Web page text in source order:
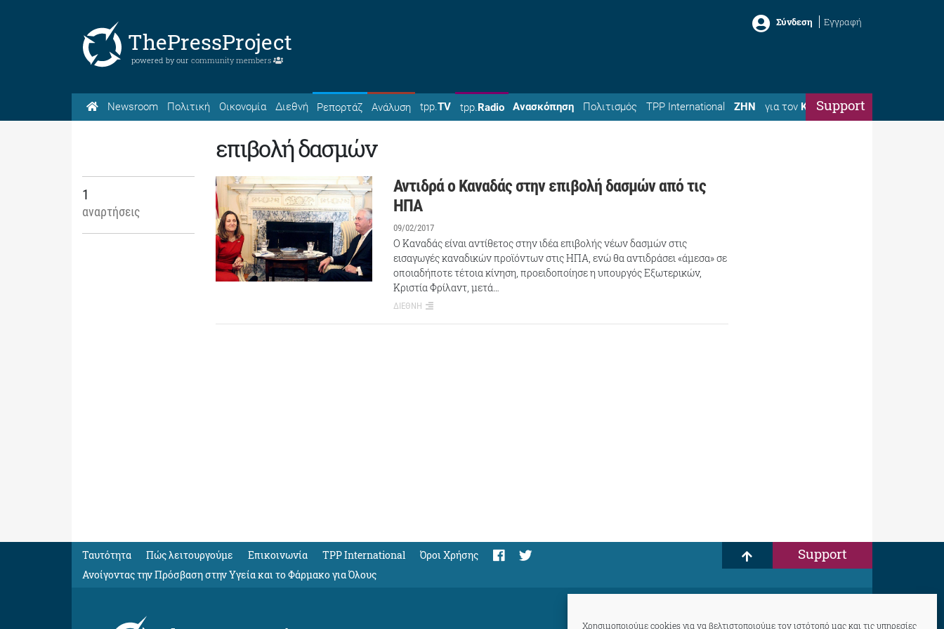
Χρησιμοποιούμε cookies για να βελτιστοποιούμε τον ιστότοπό μας και τις υπηρεσίες
ThePressProject
powered by our community members
Σύνδεση Εγγραφή
Newsroom Πολιτική Οικονομία Διεθνή Ρεπορτάζ Ανάλυση tpp.TV tpp.Radio Ανασκόπηση Πολιτισμός TPP International ΖΗΝ για τον ΚώσταSupport
επιβολή δασμών
1
αναρτήσεις
Αντιδρά ο Καναδάς στην επιβολή δασμών από τις
ΗΠΑ
09/02/2017
Ο Καναδάς είναι αντίθετος στην ιδέα επιβολής νέων δασμών στις
εισαγωγές καναδικών προϊόντων στις ΗΠΑ, ενώ θα αντιδράσει «άμεσα» σε
οποιαδήποτε τέτοια κίνηση, προειδοποίησε η υπουργός Εξωτερικών,
Κριστία Φρίλαντ, μετά…
ΔΙΕΘΝΗ
Ταυτότητα Πώς λειτουργούμε Eπικοινωνία TPP International
Όροι Χρήσης
Ανοίγοντας την Πρόσβαση στην Υγεία και το Φάρμακο για Όλους
Support